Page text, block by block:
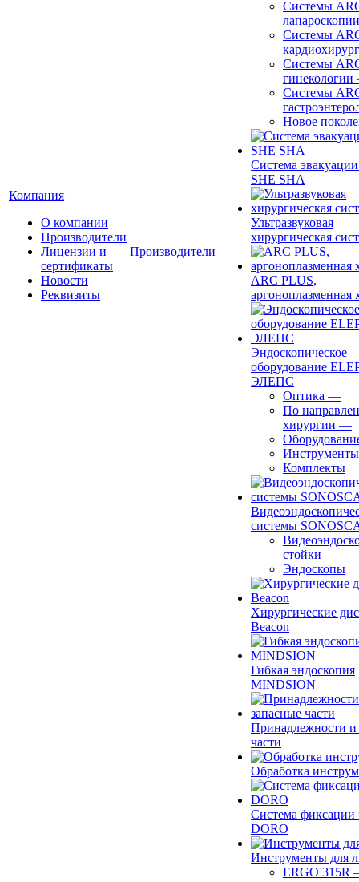
Компания
О компании
Производители
Лицензии и
сертификаты
Новости
Реквизиты
Производители
Системы
лапароскопии
Системы
Системы
гинекологии
Системы
Новое
Система
SHE SHA
Ультразвуковая
хирургическая
ARC PLUS,
аргоноплазменная
Эндоскопическое
оборудование
ЭЛЕПС
Оптика —
По
хирургии —
Инструменты
Комплекты
системы
стойки —
Эндоскопы
Хирургические
Beacon
Гибкая эндоскопия
MINDSION
Принадлежности и
части
Обработка
Система фиксации
DORO
Инструменты для
ERGO 315R